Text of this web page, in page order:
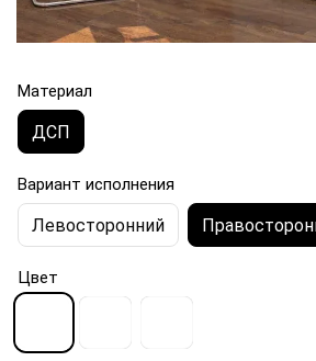
Материал
ДСП
Вариант исполнения
Левосторонний
Цвет